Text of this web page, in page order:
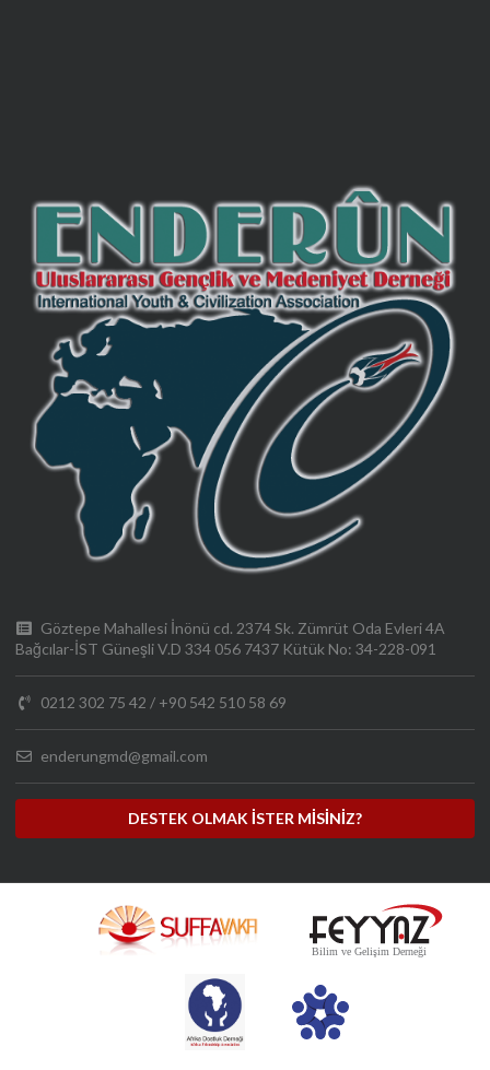
Göztepe Mahallesi İnönü cd. 2374 Sk. Zümrüt Oda Evleri 4A
Bağcılar-İST Güneşli V.D 334 056 7437 Kütük No: 34-228-091
0212 302 75 42 / +90 542 510 58 69
enderungmd@gmail.com
DESTEK OLMAK İSTER MİSİNİZ?